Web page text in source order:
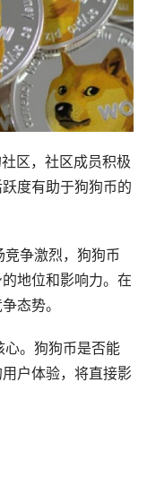
区，社区成员积极
度有助于狗狗币的
争激烈，狗狗币
地位和影响力。在
态势。
。狗狗币是否能
户体验，将直接影